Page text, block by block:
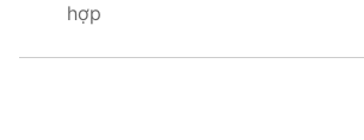
hợp